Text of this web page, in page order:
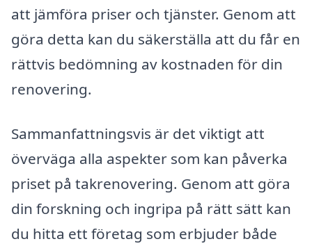
att jämföra priser och tjänster. Genom att
göra detta kan du säkerställa att du får en
rättvis bedömning av kostnaden för din
renovering.
Sammanfattningsvis är det viktigt att
överväga alla aspekter som kan påverka
priset på takrenovering. Genom att göra
din forskning och ingripa på rätt sätt kan
du hitta ett företag som erbjuder både